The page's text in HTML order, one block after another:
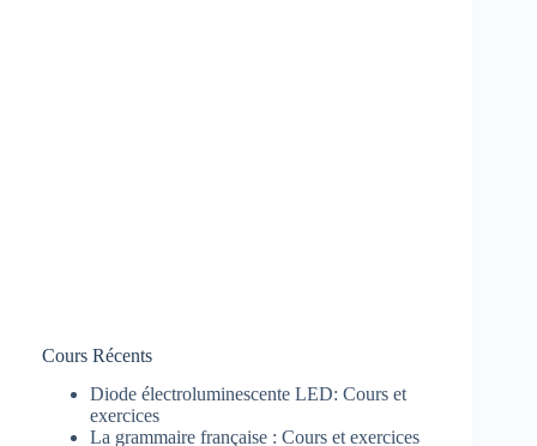
Cours Récents
Diode électroluminescente LED: Cours et
exercices
La grammaire française : Cours et exercices